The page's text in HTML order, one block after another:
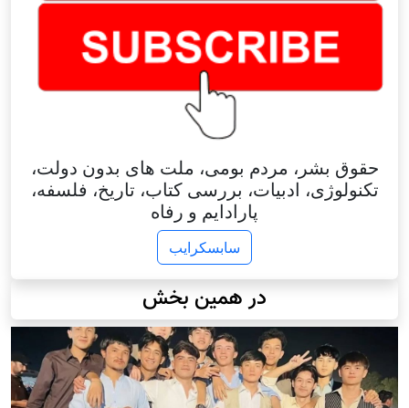
حقوق بشر، مردم بومی، ملت های بدون دولت،
تکنولوژی، ادبیات، بررسی کتاب، تاریخ، فلسفه،
پارادایم و رفاه
سابسکرایب
در همین بخش